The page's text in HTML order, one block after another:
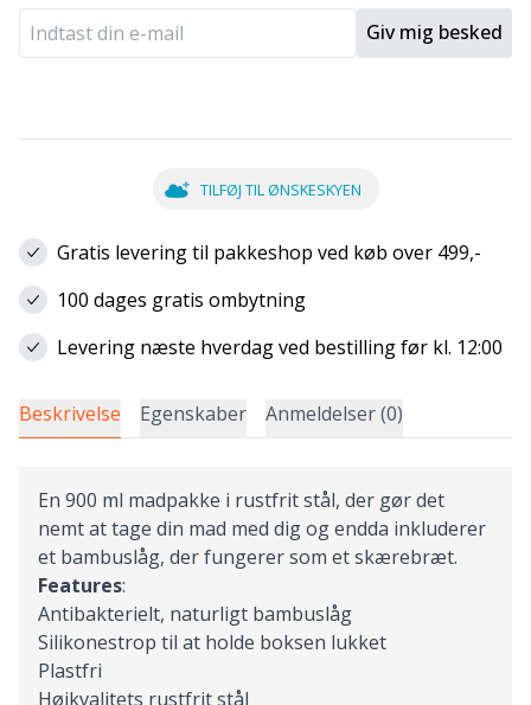
Giv mig besked
TILFØJ TIL ØNSKESKYEN
Gratis levering til pakkeshop ved køb over 499,-
100 dages gratis ombytning
Levering næste hverdag ved bestilling før kl. 12:00
Beskrivelse Egenskaber Anmeldelser (0)
En 900 ml madpakke i rustfrit stål, der gør det
nemt at tage din mad med dig og endda inkluderer
et bambuslåg, der fungerer som et skærebræt.
Features:
Antibakterielt, naturligt bambuslåg
Silikonestrop til at holde boksen lukket
Plastfri
Højkvalitets rustfrit stål